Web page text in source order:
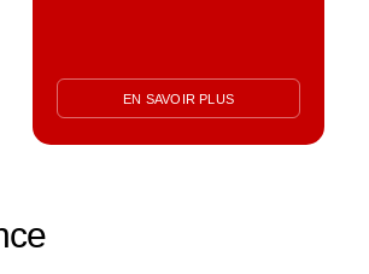
EN SAVOIR PLUS